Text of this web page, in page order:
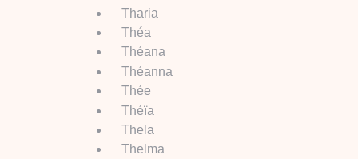
Tharia
Théa
Théana
Théanna
Thée
Théïa
Thela
Thelma